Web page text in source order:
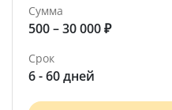
Сумма
500 – 30 000 ₽
Срок
6 - 60 дней